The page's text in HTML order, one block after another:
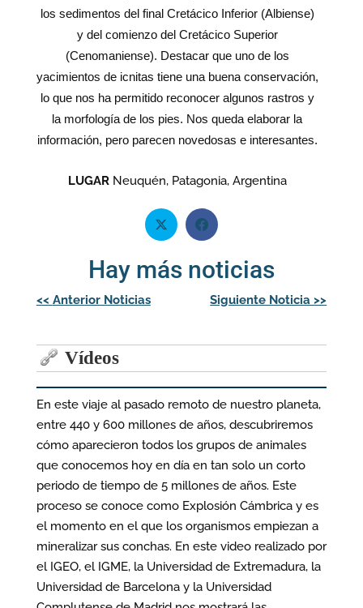
los sedimentos del final Cretácico Inferior (Albiense)
y del comienzo del Cretácico Superior
(Cenomaniense). Destacar que uno de los
yacimientos de icnitas tiene una buena conservación,
lo que nos ha permitido reconocer algunos rastros y
la morfología de los pies. Nos queda elaborar la
información, pero parecen novedosas e interesantes.
LUGARNeuquén, Patagonia, Argentina
Hay más noticias
Navegación
de
<< Anterior Noticias Siguiente Noticia >>
Vídeos
En este viaje al pasado remoto de nuestro planeta,
entre 440 y 600 millones de años, descubriremos
cómo aparecieron todos los grupos de animales
que conocemos hoy en día en tan solo un corto
periodo de tiempo de 5 millones de años. Este
proceso se conoce como Explosión Cámbrica y es
el momento en el que los organismos empiezan a
mineralizar sus conchas. En este video realizado por
el IGEO, el IGME, la Universidad de Extremadura, la
Universidad de Barcelona y la Universidad